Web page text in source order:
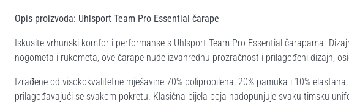
Opis proizvoda: Uhlsport Team Pro Essential čarape
Iskusite vrhunski komfor i performanse s Uhlsport Team Pro Essential čarapama.
nogometa i rukometa, ove čarape nude izvanrednu prozračnost i prilagođeni dizajn,
Izrađene od visokokvalitetne mješavine 70% polipropilena, 20% pamuka i 10%
prilagođavajući se svakom pokretu. Klasična bijela boja nadopunjuje svaku timsku